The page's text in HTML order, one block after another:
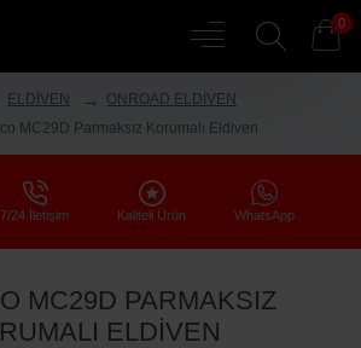
0
ELDİVEN
ONROAD ELDİVEN
MC29D Parmaksız Korumalı Eldiven
7/24 İletişim Kaliteli Ürün WhatsApp
MC29D PARMAKSIZ
ELDIVEN